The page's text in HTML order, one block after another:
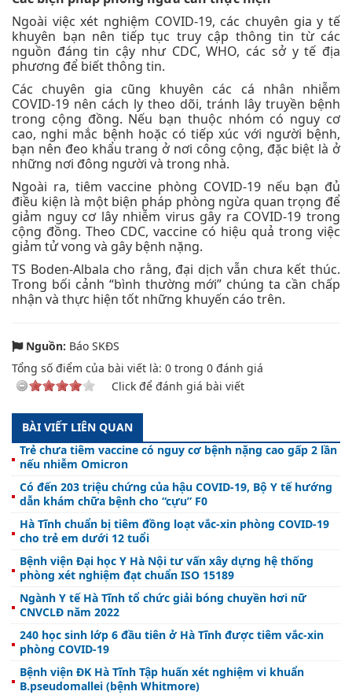
Ngoài việc xét nghiệm COVID-19, các chuyên gia y tế
khuyên bạn nên tiếp tục truy cập thông tin từ các
nguồn đáng tin cậy như CDC, WHO, các sở y tế địa
phương để biết thông tin.
Các chuyên gia cũng khuyên các cá nhân nhiễm
COVID-19 nên cách ly theo dõi, tránh lây truyền bệnh
trong cộng đồng. Nếu bạn thuộc nhóm có nguy cơ
cao, nghi mắc bệnh hoặc có tiếp xúc với người bệnh,
bạn nên đeo khẩu trang ở nơi công cộng, đặc biệt là ở
những nơi đông người và trong nhà.
Ngoài ra, tiêm vaccine phòng COVID-19 nếu bạn đủ
điều kiện là một biện pháp phòng ngừa quan trọng để
giảm nguy cơ lây nhiễm virus gây ra COVID-19 trong
cộng đồng. Theo CDC, vaccine có hiệu quả trong việc
giảm tử vong và gây bệnh nặng.
TS Boden-Albala cho rằng, đại dịch vẫn chưa kết thúc.
Trong bối cảnh “bình thường mới” chúng ta cần chấp
nhận và thực hiện tốt những khuyến cáo trên.
Nguồn: Báo SKĐS
Tổng số điểm của bài viết là: 0 trong 0 đánh giá
Click để đánh giá bài viết
BÀI VIẾT LIÊN QUAN
Trẻ chưa tiêm vaccine có nguy cơ bệnh nặng cao gấp 2 lần
nếu nhiễm Omicron
Có đến 203 triệu chứng của hậu COVID-19, Bộ Y tế hướng
dẫn khám chữa bệnh cho “cựu” F0
Hà Tĩnh chuẩn bị tiêm đồng loạt vắc-xin phòng COVID-19
cho trẻ em dưới 12 tuổi
Bệnh viện Đại học Y Hà Nội tư vấn xây dựng hệ thống
phòng xét nghiệm đạt chuẩn ISO 15189
Ngành Y tế Hà Tĩnh tổ chức giải bóng chuyền hơi nữ
CNVCLĐ năm 2022
240 học sinh lớp 6 đầu tiên ở Hà Tĩnh được tiêm vắc-xin
phòng COVID-19
Bệnh viện ĐK Hà Tĩnh Tập huấn xét nghiệm vi khuẩn
B.pseudomallei (bệnh Whitmore)